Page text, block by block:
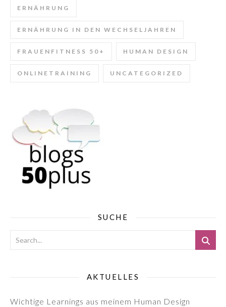
ERNÄHRUNG
ERNÄHRUNG IN DEN WECHSELJAHREN
FRAUENFITNESS 50+ HUMAN DESIGN
ONLINETRAINING UNCATEGORIZED
SUCHE
AKTUELLES
Wichtige Learnings aus meinem Human Design